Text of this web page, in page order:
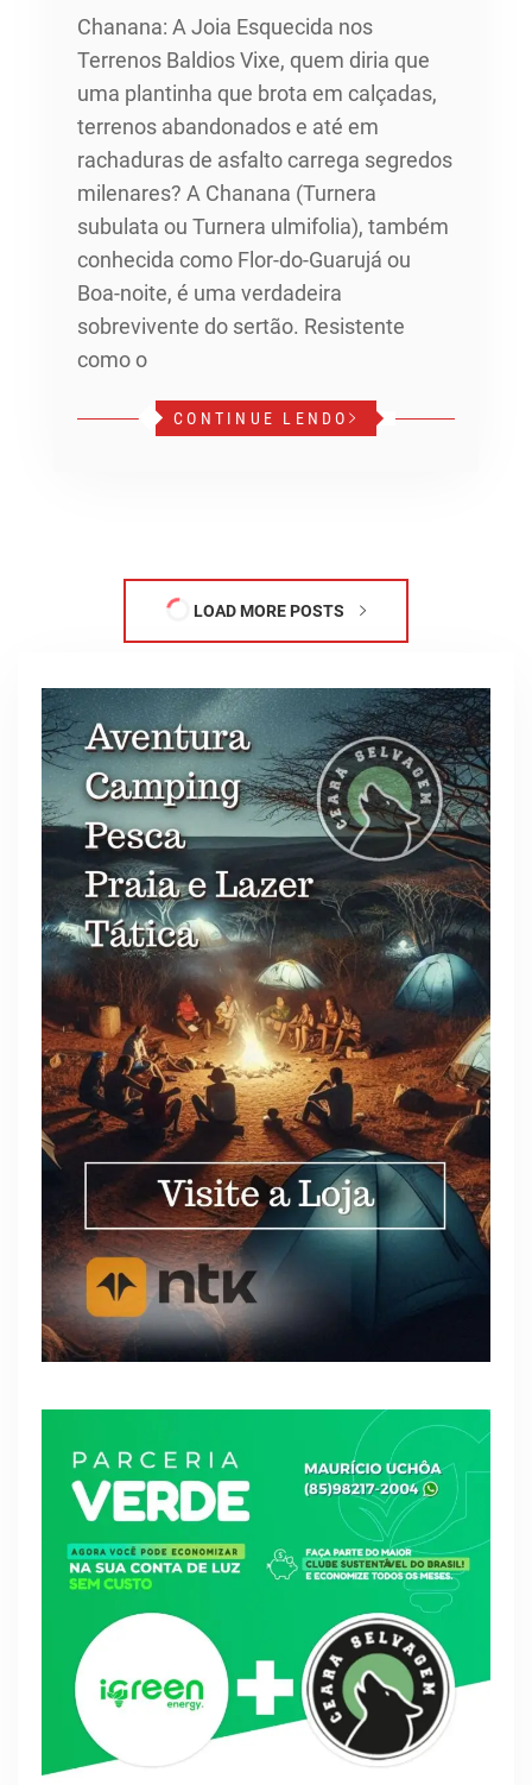
Chanana: A Joia Esquecida nos
Terrenos Baldios Vixe, quem diria que
uma plantinha que brota em calçadas,
terrenos abandonados e até em
rachaduras de asfalto carrega segredos
milenares? A Chanana (Turnera
subulata ou Turnera ulmifolia), também
conhecida como Flor-do-Guarujá ou
Boa-noite, é uma verdadeira
sobrevivente do sertão. Resistente
como o
CONTINUE LENDO
LOAD MORE POSTS